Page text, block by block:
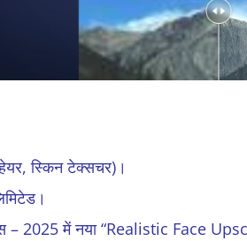
स्किन टेक्सचर)।
– 2025 में नया “Realistic Face